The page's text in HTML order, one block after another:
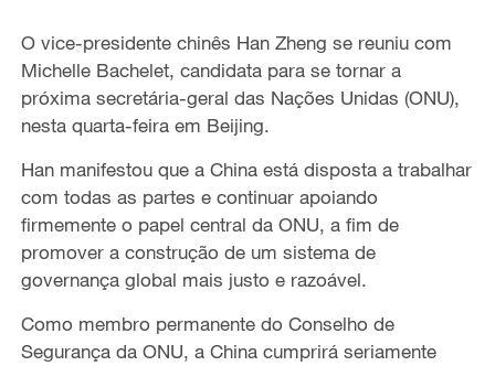
O vice-presidente chinês Han Zheng se reuniu com
Michelle Bachelet, candidata para se tornar a
próxima secretária-geral das Nações Unidas (ONU),
nesta quarta-feira em Beijing.
Han manifestou que a China está disposta a trabalhar
com todas as partes e continuar apoiando
firmemente o papel central da ONU, a fim de
promover a construção de um sistema de
governança global mais justo e razoável.
Como membro permanente do Conselho de
Segurança da ONU, a China cumprirá seriamente